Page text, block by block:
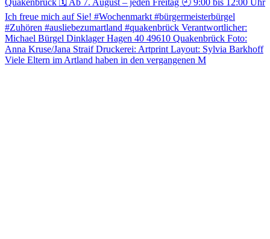
Viele Eltern im Artland haben in den vergangenen M